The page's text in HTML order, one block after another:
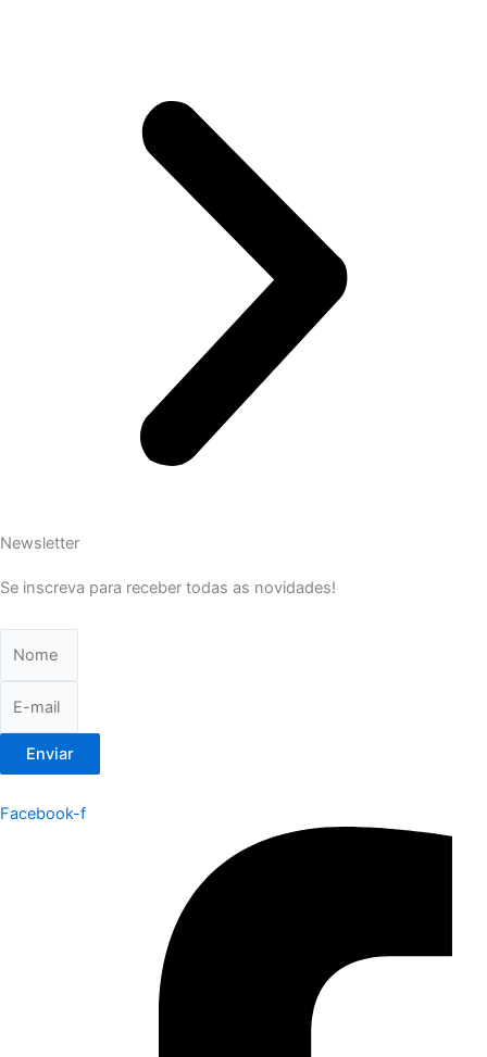
Newsletter
Se inscreva para receber todas as novidades!
Enviar
Facebook-f